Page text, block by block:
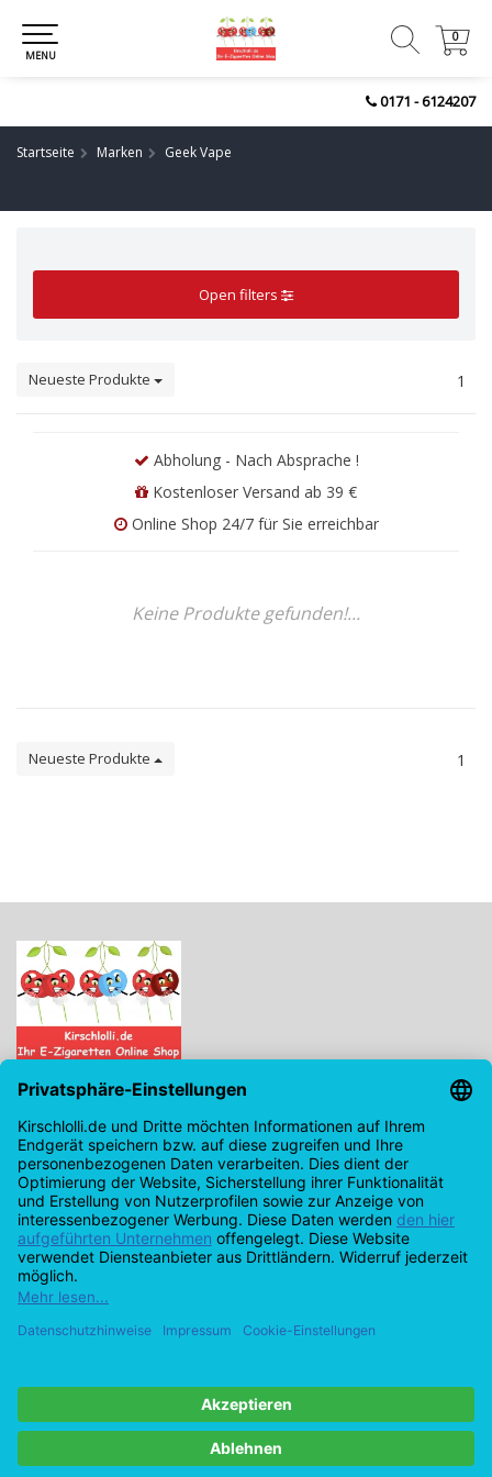
0171 - 6124207
0
0
MENU
Startseite Marken Geek Vape
Open filters
Neueste Produkte 1
Abholung - Nach Absprache !
Kostenloser Versand ab 39 €
Online Shop 24/7 für Sie erreichbar
Keine Produkte gefunden!...
Neueste Produkte 1
Kirschlolli.de - Ihr E-Zigaretten Online Shop
Kirchplatz 7, 96114 Hirschaid
0171 - 6124207
info@kirschlolli.de
USt-IdNr.: DE321609131
Kundendienst
Mein Konto
© Copyright 2026 Kirschlolli.de – Ihr E-Zigaretten Online Shop in